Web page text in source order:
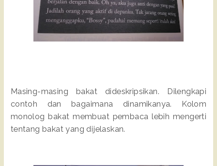
Masing-masing bakat dideskripsikan. Dilengkapi
contoh dan bagaimana dinamikanya. Kolom
monolog bakat membuat pembaca lebih mengerti
tentang bakat yang dijelaskan.